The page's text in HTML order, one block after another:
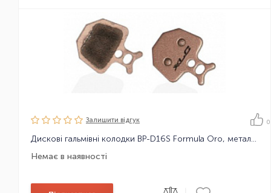
Залишити вiдгук 0
Дискові гальмівні колодки BP-D16S Formula Oro, металокерамічні
Немає в наявності